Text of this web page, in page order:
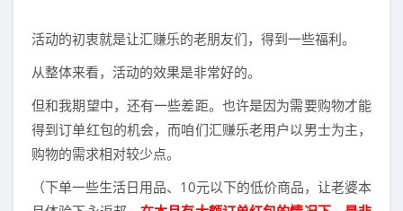
活动的初衷就是让汇赚乐的老朋友们，得到一些福利。
从整体来看，活动的效果是非常好的。
但和我期望中，还有一些差距。也许是因为需要购物才能
得到订单红包的机会，而咱们汇赚乐老用户以男士为主，
购物的需求相对较少点。
（下单一些生活日用品、10元以下的低价商品，让老婆本